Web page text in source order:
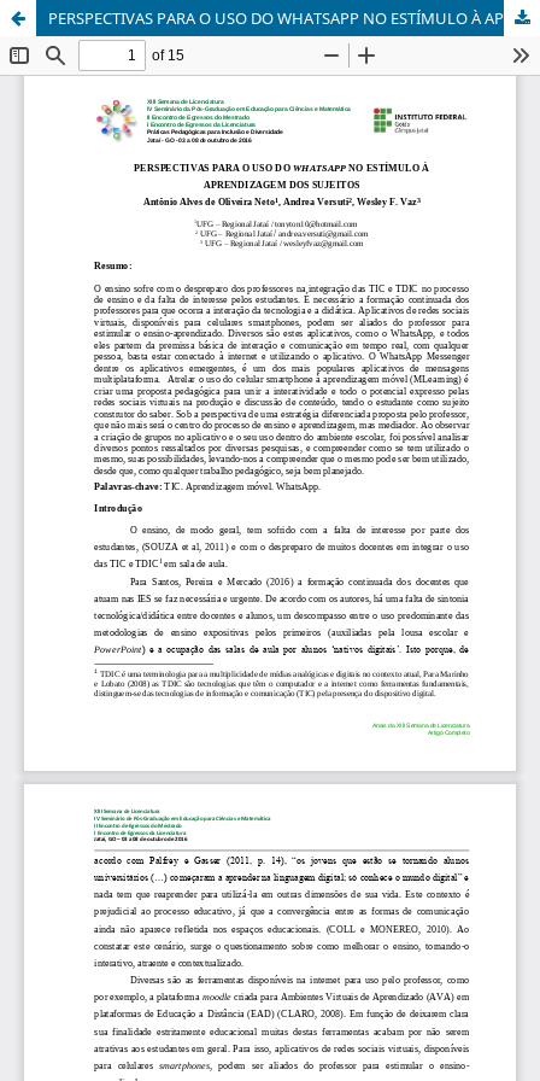
PERSPECTIVAS PARA O USO DO WHATSAPP NO ESTÍMULO À APRENDIZAGEM DOS SUJEITOS